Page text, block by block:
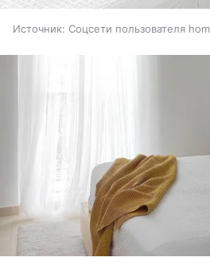
Источник: Соцсети пользователя